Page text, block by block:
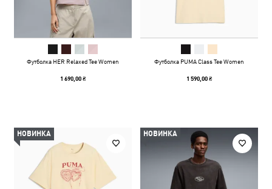
Футболка HER Relaxed Tee Women
1 690,00 ₴
Футболка PUMA Class Tee Women
1 590,00 ₴
НОВИНКА НОВИНКА